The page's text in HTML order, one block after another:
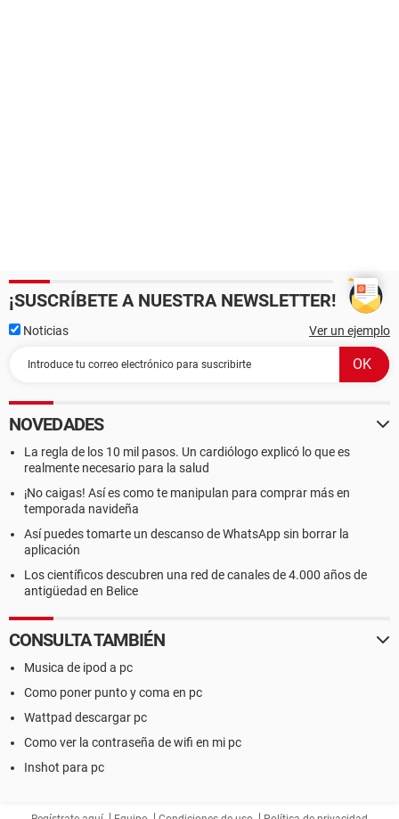
¡SUSCRÍBETE A NUESTRA NEWSLETTER!
Noticias Ver un ejemplo
NOVEDADES
La regla de los 10 mil pasos. Un cardiólogo explicó lo que es
realmente necesario para la salud
¡No caigas! Así es como te manipulan para comprar más en
temporada navideña
Así puedes tomarte un descanso de WhatsApp sin borrar la
aplicación
Los científicos descubren una red de canales de 4.000 años de
antigüedad en Belice
CONSULTA TAMBIÉN
Musica de ipod a pc
Como poner punto y coma en pc
Wattpad descargar pc
Como ver la contraseña de wifi en mi pc
Inshot para pc